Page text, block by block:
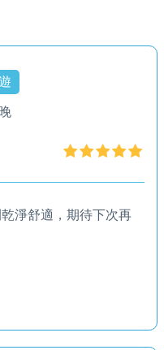
淨舒適，期待下次再